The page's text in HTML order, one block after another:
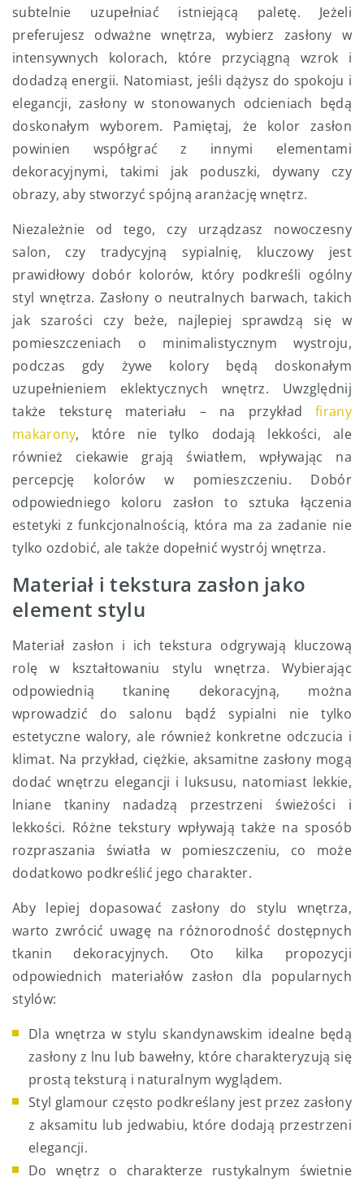
subtelnie uzupełniać istniejącą paletę. Jeżeli
preferujesz odważne wnętrza, wybierz zasłony w
intensywnych kolorach, które przyciągną wzrok i
dodadzą energii. Natomiast, jeśli dążysz do spokoju i
elegancji, zasłony w stonowanych odcieniach będą
doskonałym wyborem. Pamiętaj, że kolor zasłon
powinien współgrać z innymi elementami
dekoracyjnymi, takimi jak poduszki, dywany czy
obrazy, aby stworzyć spójną aranżację wnętrz.
Niezależnie od tego, czy urządzasz nowoczesny
salon, czy tradycyjną sypialnię, kluczowy jest
prawidłowy dobór kolorów, który podkreśli ogólny
styl wnętrza. Zasłony o neutralnych barwach, takich
jak szarości czy beże, najlepiej sprawdzą się w
pomieszczeniach o minimalistycznym wystroju,
podczas gdy żywe kolory będą doskonałym
uzupełnieniem eklektycznych wnętrz. Uwzględnij
także teksturę materiału – na przykładfirany
makarony, które nie tylko dodają lekkości, ale
również ciekawie grają światłem, wpływając na
percepcję kolorów w pomieszczeniu. Dobór
odpowiedniego koloru zasłon to sztuka łączenia
estetyki z funkcjonalnością, która ma za zadanie nie
tylko ozdobić, ale także dopełnić wystrój wnętrza.
Materiał i tekstura zasłon jako
element stylu
Materiał zasłon i ich tekstura odgrywają kluczową
rolę w kształtowaniu stylu wnętrza. Wybierając
odpowiednią tkaninę dekoracyjną, można
wprowadzić do salonu bądź sypialni nie tylko
estetyczne walory, ale również konkretne odczucia i
klimat. Na przykład, ciężkie, aksamitne zasłony mogą
dodać wnętrzu elegancji i luksusu, natomiast lekkie,
lniane tkaniny nadadzą przestrzeni świeżości i
lekkości. Różne tekstury wpływają także na sposób
rozpraszania światła w pomieszczeniu, co może
dodatkowo podkreślić jego charakter.
Aby lepiej dopasować zasłony do stylu wnętrza,
warto zwrócić uwagę na różnorodność dostępnych
tkanin dekoracyjnych. Oto kilka propozycji
odpowiednich materiałów zasłon dla popularnych
stylów:
Dla wnętrza w stylu skandynawskim idealne będą
zasłony z lnu lub bawełny, które charakteryzują się
prostą teksturą i naturalnym wyglądem.
Styl glamour często podkreślany jest przez zasłony
z aksamitu lub jedwabiu, które dodają przestrzeni
elegancji.
Do wnętrz o charakterze rustykalnym świetnie